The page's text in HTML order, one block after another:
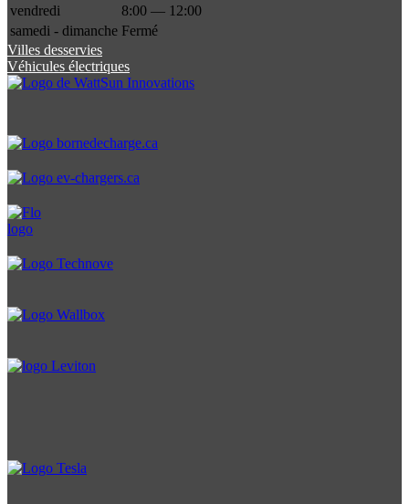
vendredi
8:00 — 12:00
samedi - dimanche Fermé
Villes desservies
Véhicules électriques